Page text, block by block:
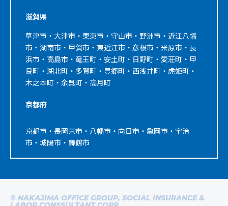
滋賀県
草津市・大津市・栗東市・守山市・野洲市・近江八幡
市・湖南市・甲賀市・東近江市・彦根市・米原市・長
浜市・高島市・竜王町・安土町・日野町・愛荘町・甲
良町・湖北町・多賀町・豊郷町・西浅井町・虎姫町・
木之本町・余呉町・高月町
京都府
京都市・長岡京市・八幡市・向日市・亀岡市・宇治
市・城陽市・舞鶴市
© NAKAJIMA OFFICE GROUP, SOCIAL INSURANCE &